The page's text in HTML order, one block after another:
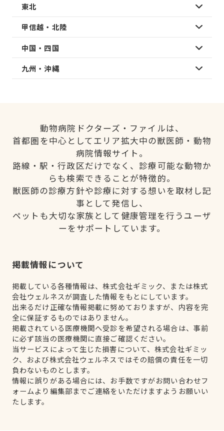
東北
甲信越・北陸
中国・四国
九州・沖縄
動物病院ドクターズ・ファイルは、
首都圏を中心としてエリア拡大中の獣医師・動物
病院情報サイト。
路線・駅・行政区だけでなく、診療可能な動物か
らも検索できることが特徴的。
獣医師の診療方針や診療に対する想いを取材し記
事として発信し、
ペットも大切な家族として健康管理を行うユーザ
ーをサポートしています。
掲載情報について
掲載している各種情報は、株式会社ギミック、または株式
会社ウェルネスが調査した情報をもとにしています。
出来るだけ正確な情報掲載に努めておりますが、内容を完
全に保証するものではありません。
掲載されている医療機関へ受診を希望される場合は、事前
に必ず該当の医療機関に直接ご確認ください。
当サービスによって生じた損害について、株式会社ギミッ
ク、および株式会社ウェルネスではその賠償の責任を一切
負わないものとします。
情報に誤りがある場合には、お手数ですがお問い合わせフ
ォームより編集部までご連絡をいただけますようお願いい
たします。